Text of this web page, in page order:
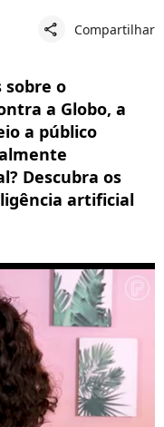
share Compartilhar
sobre o
a Globo, a
a público
Descubra os
artificial